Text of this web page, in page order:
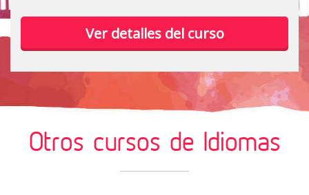
Ver detalles del curso
Otros cursos de Idiomas